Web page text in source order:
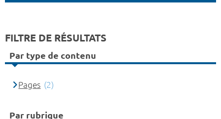
FILTRE DE RÉSULTATS
Par type de contenu
Pages (2)
Par rubrique